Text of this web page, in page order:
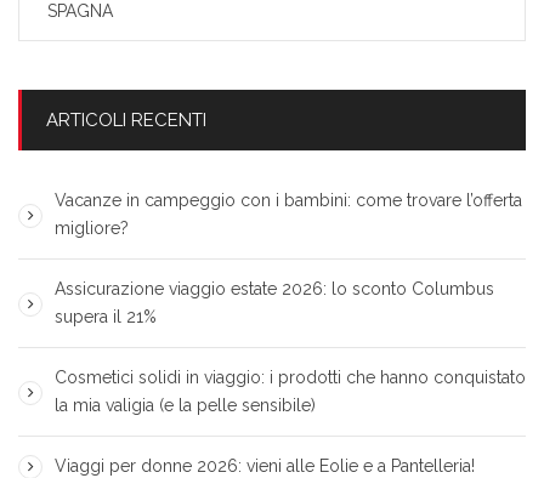
SPAGNA
ARTICOLI RECENTI
Vacanze in campeggio con i bambini: come trovare l’offerta
migliore?
Assicurazione viaggio estate 2026: lo sconto Columbus
supera il 21%
Cosmetici solidi in viaggio: i prodotti che hanno conquistato
la mia valigia (e la pelle sensibile)
Viaggi per donne 2026: vieni alle Eolie e a Pantelleria!